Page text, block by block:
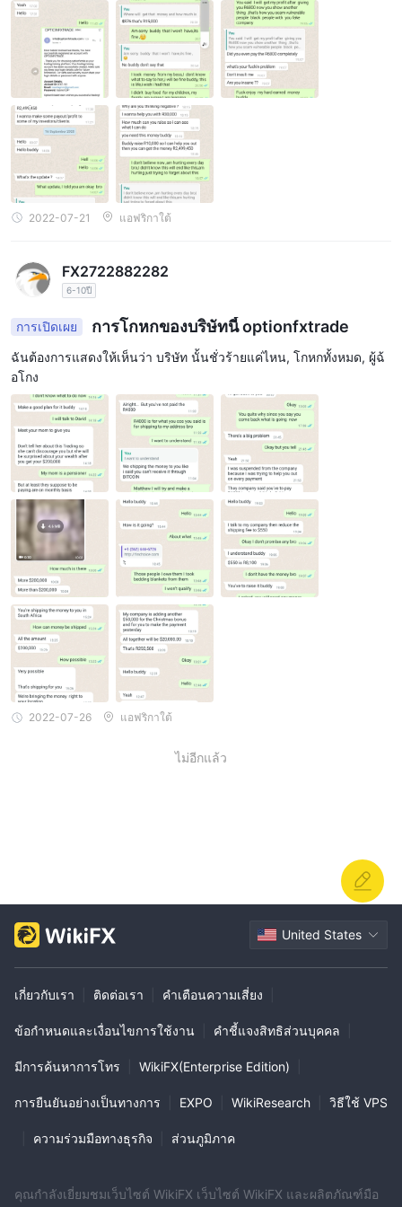
ของราคาของสกุลเงินดิจิตอลเหล่านี้โดยไม่ต้องเป็นเจ้าของสินทรัพย์
อ้างอิง
แผนการลงทุน
มีหกแผนการลงทุนที่นำเสนอโดย Optionfx trade ได้แก่ เบสิค คลาส
สิก วีไอพี รูบี้ แพลทินัม และเพรสซิเดนเชียล เงินฝากเริ่มต้นขั้นต่ำของ
แผนพื้นฐานคือ $300 ในขณะที่อีกห้าแผนต้องการเงินทุนเริ่มต้นที่สูง
กว่ามาก $1,001, $5,001, $10,001, $25,001 และ $50,001 ตาม
ลำดับ เงินฝากสูงสุดของแผนพื้นฐานคือ $2,000 ในขณะที่อีกห้าแผน
คือ $5,000, $10,000, $25,000, $50,000 และ $5,000,000 ตาม
ลำดับ
ที่$300. วงเงินฝากสูงสุดสำหรับแผนนี้คือ
2. แผนคลาสสิก:
กว่า$1,001. วงเงินฝากสูงสุดสำหรับแผนนี้คือ 5,000 ดอลลาร์
3.แผนวีไอพี:
แผนวีไอพีมีข้อกำหนดเงินฝากเริ่มต้นขั้นต่ำที่สูง
กว่า5,001 ดอลลาร์วงเงินฝากสูงสุดสำหรับแผนนี้คือ10,000
ดอลลาร์
4.แผนทับทิม:
แผน Ruby ต้องการเงินทุนเริ่มต้นที่สูง
ขึ้น$10,001.วงเงินฝากสูงสุดสำหรับแผนนี้คือ$25,000.
5.แผนแพลทินัม:
แผนแพลทินัมมีข้อกำหนดเงินฝากเริ่มต้นขั้นต่ำ
$25,001.วงเงินฝากสูงสุดสำหรับแผนนี้คือ50,000 ดอลลาร์
6.แผนประธานาธิบดี:Presidential Plan ต้องการเงินทุนเริ่มต้น
สูงสุดในบรรดาแผนทั้งหมด โดยมีข้อกำหนดเงินฝากขั้นต่ำที่
$50,001.วงเงินฝากสูงสุดสำหรับแผนนี้คือ5,000,000 ดอลลาร์
ข้อดีและข้อเสีย
ค่าคอมมิชชั่น
Optionfx tradeให้ค่าคอมมิชชั่นอ้างอิงแก่ผู้ใช้โดยเป็นส่วนหนึ่งของ
โครงสร้างค่าคอมมิชชั่น พวกเขาเสนอค่าคอมมิชชั่นการอ้างอิงสอง
ระดับ: ระดับ 1 และระดับ 2
ค่าคอมมิชชั่นการอ้างอิงระดับ 1: Optionfx trade เสนอค่าคอมมิชชั่น
การอ้างอิงของ6%สำหรับการอ้างอิงระดับ 1 ซึ่งหมายความว่าหากคุณ
ทะเบียน คุณจะได้รับค่าคอมมิชชั่น6%ตามกิจกรรมการซื้อขายหรือ
1 ของคุณแนะนำบุคคลอื่นมาที่แพลตฟอร์ม และบุคคลนั้นกลายเป็นผู้
ตามกิจกรรมการซื้อ
ขายหรือเงินฝากของพวกเขา
ค่าคอมมิชชั่นจากผู้อ้างอิงสามารถใช้เป็นวิธีสำหรับผู้ใช้ในการรับราย
ได้เพิ่มเติมโดยการอ้างอิงผู้อื่นไปยังแพลตฟอร์ม อย่างไรก็ตาม สิ่งสำคัญ
คือต้องเข้าใจข้อกำหนดและเงื่อนไขของโปรแกรมอ้างอิง รวมถึงข้อ
คอมมิชชั่นตามนั้น
ฝาก & ถอน
Optionfx tradeเสนอวิธีการชำระเงินที่หลากหลายแก่ผู้ใช้ในการฝาก
ได้แก่Bitcoin, Litecoin, BitcoinCash, Dash, Perfect
จำนวนเงินฝากขั้นต่ำที่ Optionfx trade เป็น $100.
ซึ่งหมายความว่าผู้
2022-07-21 แอฟริกาใต้
FX2722882282
6-10ปี
การเปิดเผย การโกหกของบริษัทนี้ optionfxtrade
ฉันต้องการแสดงให้เห็นว่า บริษัท นั้นชั่วร้ายแค่ไหน, โกหกทั้งหมด, ผู้ฉ้
อโกง
2022-07-26 แอฟริกาใต้
ไม่อีกแล้ว
United States
เกี่ยวกับเรา ติดต่อเรา คำเตือนความเสี่ยง
ข้อกำหนดและเงื่อนไขการใช้งาน คำชี้แจงสิทธิส่วนบุคคล
มีการค้นหาการโทร WikiFX(Enterprise Edition)
การยืนยันอย่างเป็นทางการ EXPO WikiResearch วิธีใช้ VPS
ความร่วมมือทางธุรกิจ ส่วนภูมิภาค
คุณกำลังเยี่ยมชมเว็บไซต์ WikiFX เว็บไซต์ WikiFX และผลิตภัณฑ์มือ